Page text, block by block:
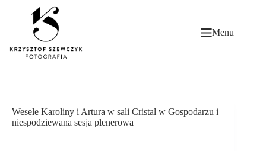
Menu
Wesele Karoliny i Artura w sali Cristal w Gospodarzu i
niespodziewana sesja plenerowa